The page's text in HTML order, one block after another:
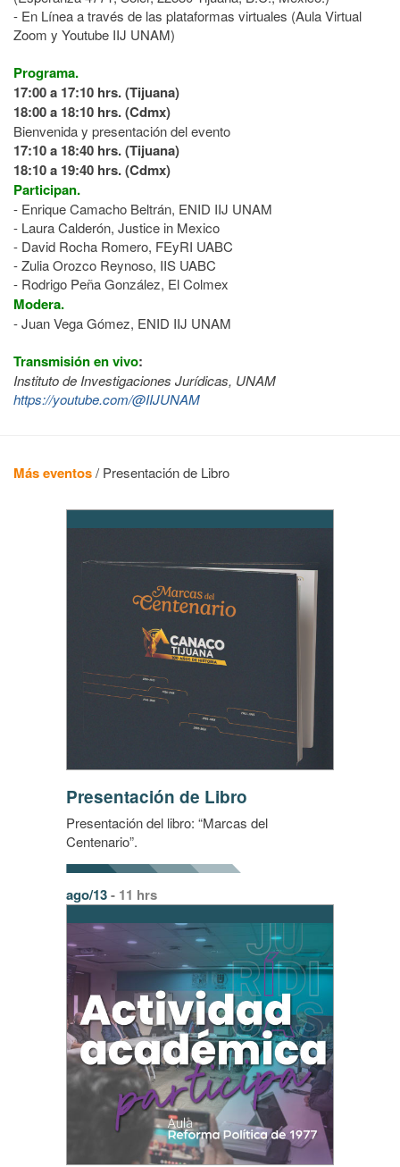
- En Línea a través de las plataformas virtuales (Aula Virtual
Zoom y Youtube IIJ UNAM)
Programa.
17:00 a 17:10 hrs. (Tijuana)
18:00 a 18:10 hrs. (Cdmx)
Bienvenida y presentación del evento
17:10 a 18:40 hrs. (Tijuana)
18:10 a 19:40 hrs. (Cdmx)
Participan.
- Enrique Camacho Beltrán, ENID IIJ UNAM
- Laura Calderón, Justice in Mexico
- David Rocha Romero, FEyRI UABC
- Zulia Orozco Reynoso, IIS UABC
- Rodrigo Peña González, El Colmex
Modera.
- Juan Vega Gómez, ENID IIJ UNAM
Transmisión en vivo:
Instituto de Investigaciones Jurídicas, UNAM
https://youtube.com/@IIJUNAM
Más eventos/ Presentación de Libro
Presentación de Libro
Presentación del libro: “Marcas del
Centenario”.
ago/13- 11 hrs